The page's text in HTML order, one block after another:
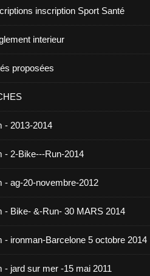
inscription Sport Santé
interieur
proposées
- 2013-2014
- 2-Bike---Run-2014
- ag-20-novembre-2012
- Bike- &-Run- 30 MARS 2014
- ironman-Barcelone 5 octobre 2014
- jard sur mer -15 mai 2011